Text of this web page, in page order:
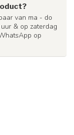
van ma - do
& op zaterdag
op